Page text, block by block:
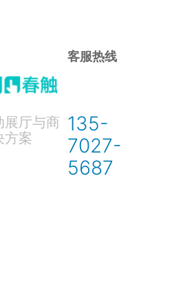
展厅与商
方案
客服热线
135-
7027-
5687